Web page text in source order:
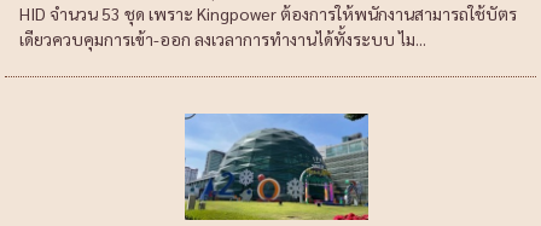
HID จำนวน 53 ชุด เพราะ Kingpower ต้องการให้พนักงานสามารถใช้บัตร
เดียวควบคุมการเข้า-ออก ลงเวลาการทำงานได้ทั้งระบบ ไม...